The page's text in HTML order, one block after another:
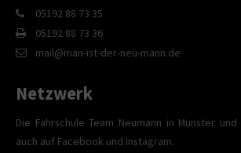
05192 88 73 35
05192 88 73 36
mail@man-ist-der-neu-mann.de
Netzwerk
Die Fahrschule Team Neumann in Munster
auch auf Facebook und Instagram.